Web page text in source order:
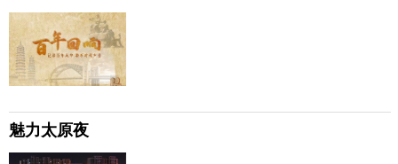
魅力太原夜